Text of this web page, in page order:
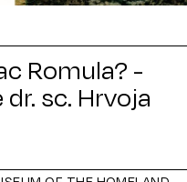
Romula? -
sc. Hrvoja